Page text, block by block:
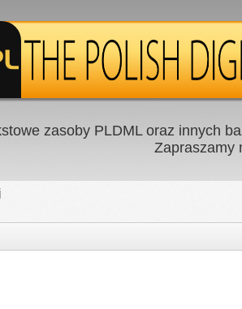
zasoby PLDML oraz innych
Zapraszamy